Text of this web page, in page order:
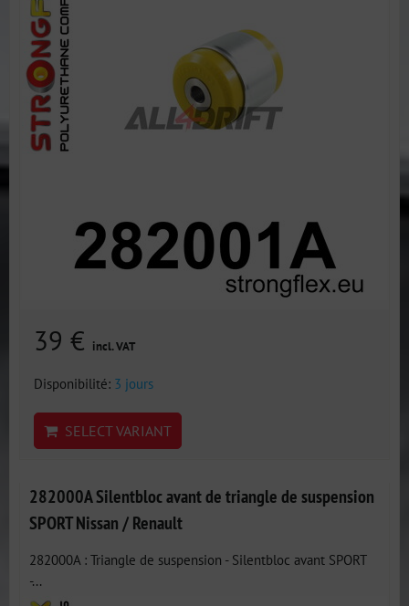
39 € incl. VAT
Disponibilité: 3 jours
SELECT VARIANT
282000A Silentbloc avant de triangle de suspension
SPORT Nissan / Renault
282000A : Triangle de suspension - Silentbloc avant SPORT
-...